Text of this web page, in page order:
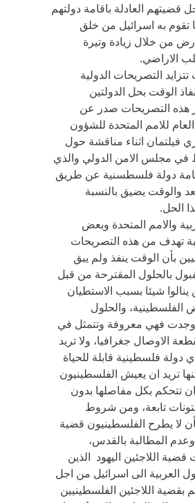
قضيتهم العادلة باقامة دولتهم
به اسرائيل من خلق
من خلال زيادة وتيرة
الاراضي.
التصريحات الدولية
الوقت بحل الدولتين
هذه التصريحات صدر عن
للامم المتحدة للشؤون
فيلتمان اثناء مناقشة حول
في مجلس الامن الدولي والذي
دولة فلسطسنية عن طريق
والوقت يضيق بالنسبة
الحل.
والامم المتحدة وبعض
تهدف من هذه التصريحات
بأن الوقت ينفذ ولم يبق
بالحلول المقترحة من قبل
ينالوا شيئا بسبب الاستطيان
الفلسطينية، والحلول
وجدت فهي معروفة وتتمثل في
الاوصال جغرافيا، ولا تريد
دولة فلسطينية قابلة للحياة
تريد ان يعيش الفلسطينيون
تتحكم بكل مفاصلها بدون
تابعة، ومن شروط
لا يطرح الفلسطينيون قضية
المطالبة بالقدس،
قضية اللاجئين اليهود الذين
العربية الى اسرائيل من اجل
بقضية اللاجئين الفلسطينيين